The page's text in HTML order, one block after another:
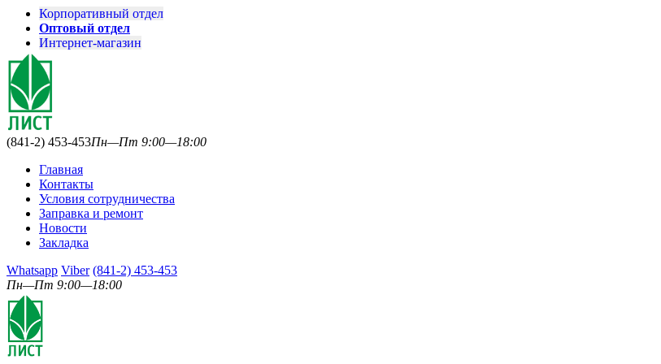
Корпоративный отдел
Оптовый отдел
Интернет-магазин
(841-2) 453-453Пн—Пт 9:00—18:00
Главная
Контакты
Условия сотрудничества
Заправка и ремонт
Новости
Закладка
Whatsapp Viber (841-2) 453-453
Пн—Пт 9:00—18:00